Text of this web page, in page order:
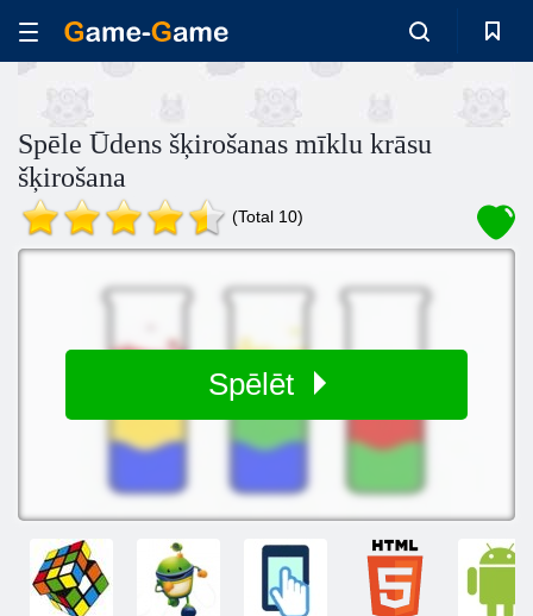
Spēle Ūdens šķirošanas mīklu krāsu
šķirošana
(Total 10)
Spēlēt